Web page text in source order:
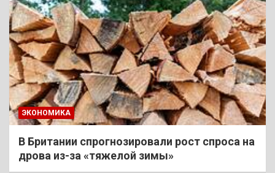
ЭКОНОМИКА
В Британии спрогнозировали рост спроса на
дрова из-за «тяжелой зимы»